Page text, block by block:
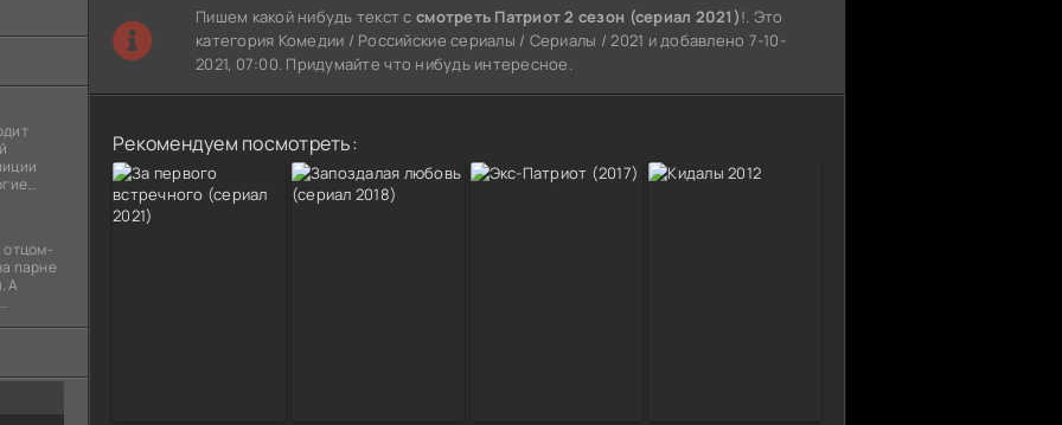
отцом-
парне
А
Пишем какой нибудь текст ссмотреть Патриот 2 сезон (сериал 2021)!. Это
категория Комедии / Российские сериалы / Сериалы / 2021 и добавлено 7-10-
2021, 07:00. Придумайте что нибудь интересное.
Рекомендуем посмотреть: